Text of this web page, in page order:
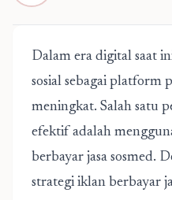
Dalam era digital saat
sosial sebagai platform
meningkat. Salah satu
efektif adalah
berbayar jasa sosmed.
strategi iklan berbayar